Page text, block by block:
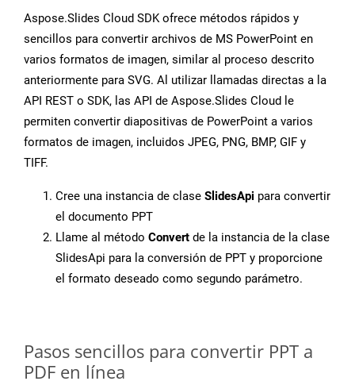
Aspose.Slides Cloud SDK ofrece métodos rápidos y
sencillos para convertir archivos de MS PowerPoint en
varios formatos de imagen, similar al proceso descrito
anteriormente para SVG. Al utilizar llamadas directas a la
API REST o SDK, las API de Aspose.Slides Cloud le
permiten convertir diapositivas de PowerPoint a varios
formatos de imagen, incluidos JPEG, PNG, BMP, GIF y
TIFF.
Cree una instancia de clase SlidesApi para convertir
el documento PPT
Llame al método Convert de la instancia de la clase
SlidesApi para la conversión de PPT y proporcione
el formato deseado como segundo parámetro.
Pasos sencillos para convertir PPT a
PDF en línea